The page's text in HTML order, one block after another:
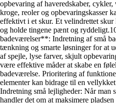
opbevaring af haveredskaber,
kroge, reoler og opbevaringskasser
effektivt i et skur. Et velindrettet skur
og holde tingene pænt og
badeværelser**: Indretning af små
tænkning og smarte løsninger for at
af spejle, lyse farver, skjult
være effektive måder at skabe en
badeværelse. Prioritering af
elementer kan bidrage til en
Indretning små lejligheder: Når man
handler det om at maksimere